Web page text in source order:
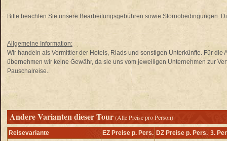
Bitte beachten Sie unsere Bearbeitungsgebühren sowie Stornobedingungen.
Allgemeine Information:
Wir handeln als Vermittler der Hotels, Riads und sonstigen Unterkünfte. Für
übernehmen wir keine Gewähr, da sie uns vom jeweiligen Unternehmen zur
Pauschalreise..
Andere Varianten dieser Tour(Alle Preise pro Person)
Reisevariante EZ Preise p. Pers. DZ Preise p. Pers. 3.